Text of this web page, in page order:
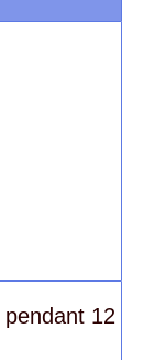
pendant 12